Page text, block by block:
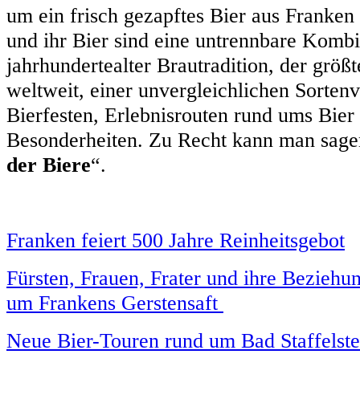
um ein frisch gezapftes Bier aus
und ihr Bier sind eine untrennbare
jahrhundertealter Brautradition, der
weltweit, einer unvergleichlichen
Bierfesten, Erlebnisrouten rund ums
Besonderheiten. Zu Recht kann man
der Biere“.
Franken feiert 500 Jahre Reinheitsgebot
Fürsten, Frauen, Frater und ihre
um Frankens Gerstensaft
Neue Bier-Touren rund um Bad